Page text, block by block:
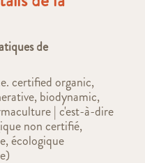
de
certified organic,
biodynamic,
| c'est-à-dire
non certifié,
écologique